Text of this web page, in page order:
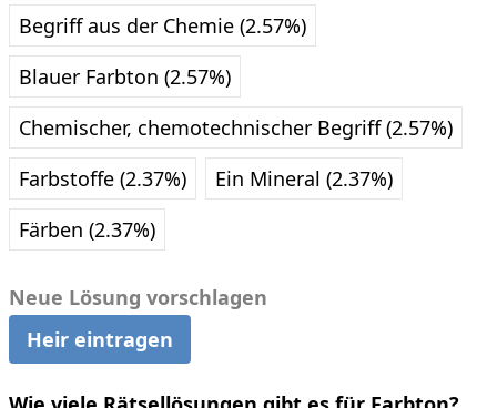
Begriff aus der Chemie (2.57%)
Blauer Farbton (2.57%)
Chemischer, chemotechnischer Begriff (2.57%)
Farbstoffe (2.37%)
Ein Mineral (2.37%)
Färben (2.37%)
Neue Lösung vorschlagen
Heir eintragen